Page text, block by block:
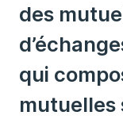
des
qui
mutuelles